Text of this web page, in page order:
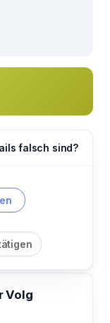
falsch sind?
Volg